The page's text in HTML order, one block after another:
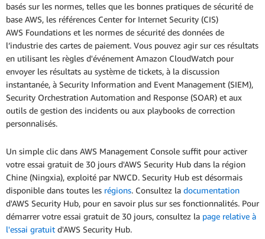
basés sur les normes, telles que les bonnes pratiques de sécurité de
base AWS, les références Center for Internet Security (CIS)
AWS Foundations et les normes de sécurité des données de
l’industrie des cartes de paiement. Vous pouvez agir sur ces résultats
en utilisant les règles d'événement Amazon CloudWatch pour
envoyer les résultats au système de tickets, à la discussion
instantanée, à Security Information and Event Management (SIEM),
Security Orchestration Automation and Response (SOAR) et aux
outils de gestion des incidents ou aux playbooks de correction
personnalisés.
Un simple clic dans AWS Management Console suffit pour activer
votre essai gratuit de 30 jours d'AWS Security Hub dans la région
Chine (Ningxia), exploité par NWCD. Security Hub est désormais
disponible dans toutes les régions. Consultez la documentation
d'AWS Security Hub, pour en savoir plus sur ses fonctionnalités. Pour
démarrer votre essai gratuit de 30 jours, consultez la page relative à
l'essai gratuit d'AWS Security Hub.